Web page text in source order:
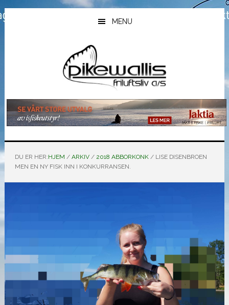
Hopp
til
Hopp
til
Hopp
til
MENU
DU ER HER:HJEM / ARKIV / 2018 ABBORKONK /LISE DISENBROEN
MEN EN NY FISK INN I KONKURRANSEN.